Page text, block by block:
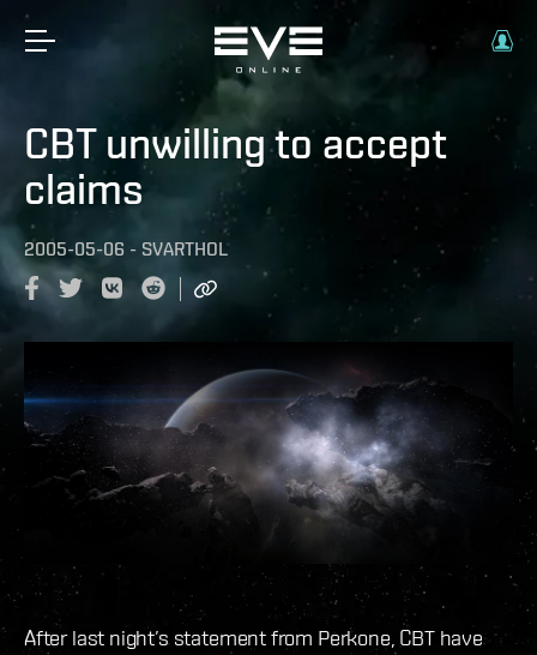
CBT unwilling to accept
claims
2005-05-06 - SVARTHOL
After last night’s statement from Perkone, CBT have